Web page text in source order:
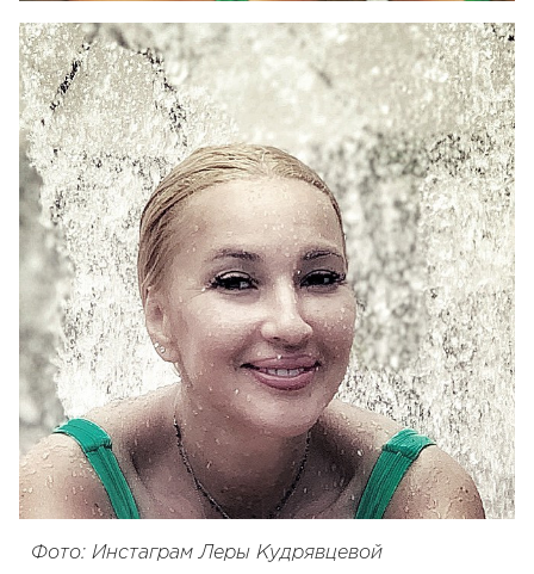
Фото: Инстаграм Леры Кудрявцевой